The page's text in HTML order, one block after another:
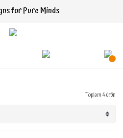
for Pure Minds
Toplam 4 ürün